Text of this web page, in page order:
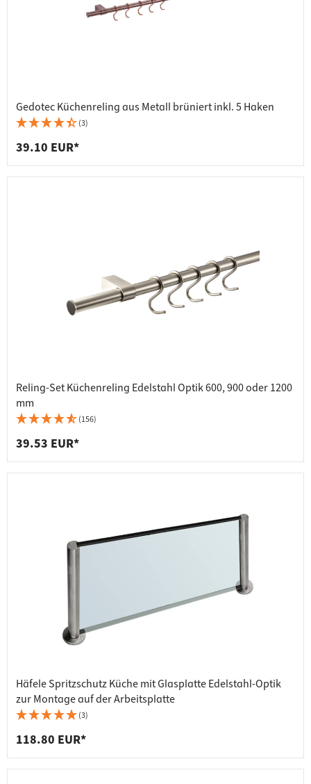
Gedotec Küchenreling aus Metall brüniert inkl. 5 Haken
(3)
39.10 EUR*
Reling-Set Küchenreling Edelstahl Optik 600, 900 oder 1200
mm
(156)
39.53 EUR*
Häfele Spritzschutz Küche mit Glasplatte Edelstahl-Optik
zur Montage auf der Arbeitsplatte
(3)
118.80 EUR*